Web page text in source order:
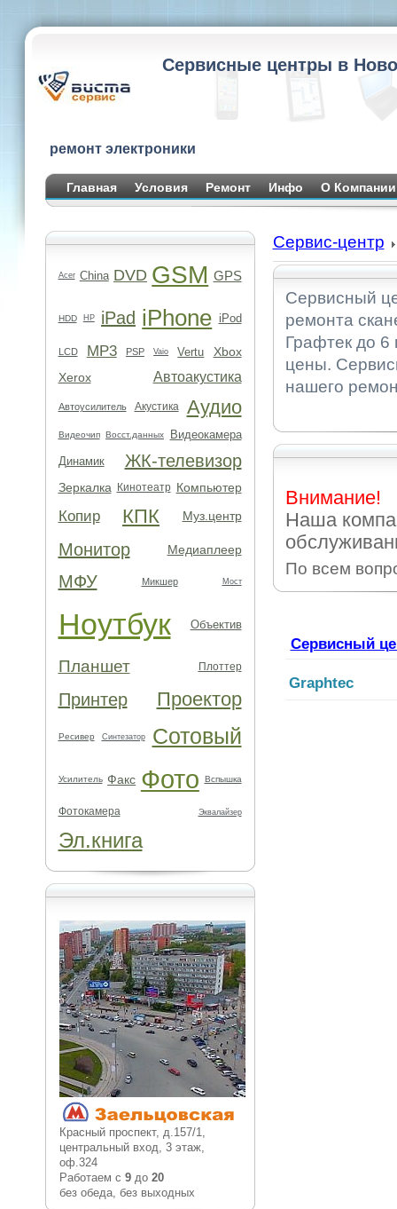
Сервисные центры в
ремонт электроники
Главная Условия Ремонт Инфо О Компании
Acer China DVD GSM GPS
HDD HP iPad iPhone iPod
LCD MP3 PSP Vaio Vertu
Xbox
Xerox
Автоакустика
Автоусилитель Акустика Аудио
Видеочип Восст.данных
Видеокамера
Динамик
ЖК-телевизор
Зеркалка Кинотеатр Компьютер
Копир КПК Муз.центр
Монитор Медиаплеер
МФУ Микшер Мост
Ноутбук Объектив
Планшет Плоттер
Принтер Проектор
Ресивер Синтезатор Сотовый
Усилитель Факс Фото Вспышка
Фотокамера Эквалайзер
Эл.книга
Красный проспект, д.157/1,
центральный вход, 3 этаж,
оф.324
Работаем с 9до 20
без обеда, без выходных
Сервис-центр
Сервисный
ремонта
Графтек до 6
цены.
нашего
Внимание!
Наша
По всем
Сервисный
Graphtec